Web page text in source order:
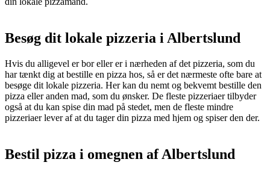
Besøg dit lokale pizzeria i Albertslund
Hvis du alligevel er bor eller er i nærheden af det pizzeria, som du
har tænkt dig at bestille en pizza hos, så er det nærmeste ofte bare at
besøge dit lokale pizzeria. Her kan du nemt og bekvemt bestille den
pizza eller anden mad, som du ønsker. De fleste pizzeriaer tilbyder
også at du kan spise din mad på stedet, men de fleste mindre
pizzeriaer lever af at du tager din pizza med hjem og spiser den der.
Bestil pizza i omegnen af Albertslund